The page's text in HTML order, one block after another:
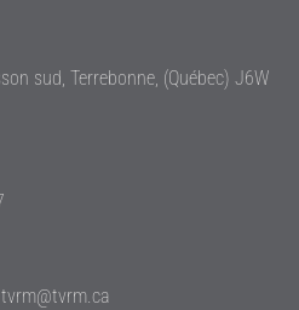
sud, Terrebonne, (Québec) J6W